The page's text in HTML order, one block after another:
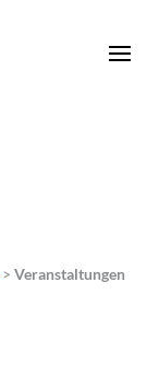
> Veranstaltungen